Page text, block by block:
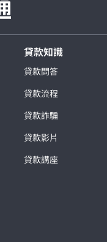
貸款知識
貸款問答
貸款流程
貸款詐騙
貸款影片
貸款講座